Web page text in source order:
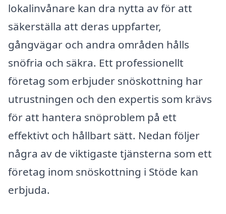
lokalinvånare kan dra nytta av för att
säkerställa att deras uppfarter,
gångvägar och andra områden hålls
snöfria och säkra. Ett professionellt
företag som erbjuder snöskottning har
utrustningen och den expertis som krävs
för att hantera snöproblem på ett
effektivt och hållbart sätt. Nedan följer
några av de viktigaste tjänsterna som ett
företag inom snöskottning i Stöde kan
erbjuda.